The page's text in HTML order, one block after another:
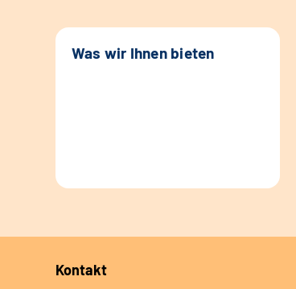
Was wir Ihnen bieten
Kontakt